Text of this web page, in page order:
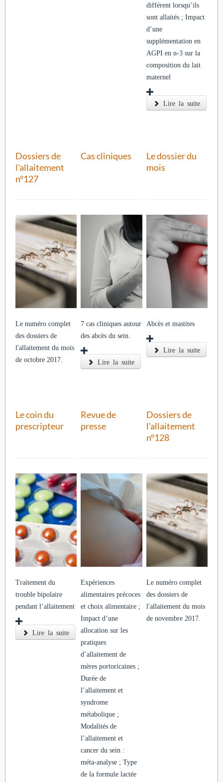
différent lorsqu’ils
sont allaités ; Impact
d’une
supplémentation en
AGPI en n-3 sur la
composition du lait
maternel
Lire la suite
Dossiers de
l'allaitement
n°127
Le numéro complet
des dossiers de
l'allaitement du mois
de octobre 2017.
Cas cliniques
7 cas cliniques autour
des abcès du sein.
Lire la suite
Le dossier du
mois
Abcès et mastites
Lire la suite
Le coin du
prescripteur
Traitement du
trouble bipolaire
pendant l’allaitement
Lire la suite
Revue de
presse
Expériences
alimentaires précoces
et choix alimentaire ;
Impact d’une
allocation sur les
pratiques
d’allaitement de
mères portoricaines ;
Durée de
l’allaitement et
syndrome
métabolique ;
Modalités de
l’allaitement et
cancer du sein :
méta-analyse ; Type
de la formule lactée
Dossiers de
l'allaitement
n°128
Le numéro complet
des dossiers de
l'allaitement du mois
de novembre 2017.